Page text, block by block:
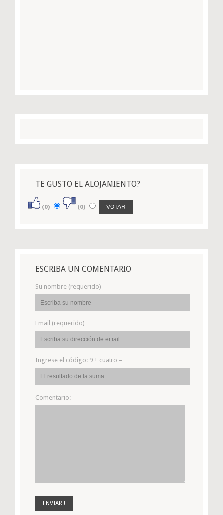
TE GUSTO EL ALOJAMIENTO?
(0) (0)
ESCRIBA UN COMENTARIO
Su nombre (requerido)
Email (requerido)
Ingrese el código: 9 + cuatro =
Comentario: